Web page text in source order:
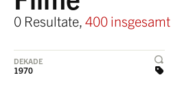
0 Resultate, 400 insgesamt
DEKADE
1970